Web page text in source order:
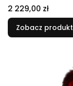
Cena
2 229,00 zł
Zobacz produkt